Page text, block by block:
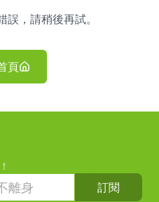
，請稍後再試。
頁
訂閱